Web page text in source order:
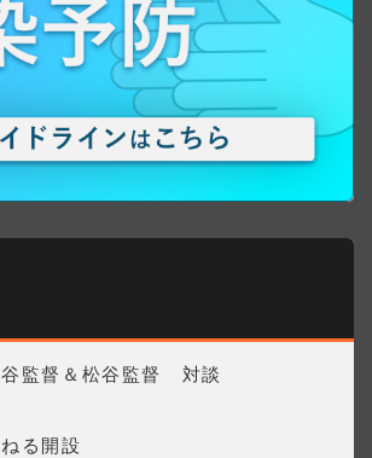
監督＆松谷監督 対談
る開設